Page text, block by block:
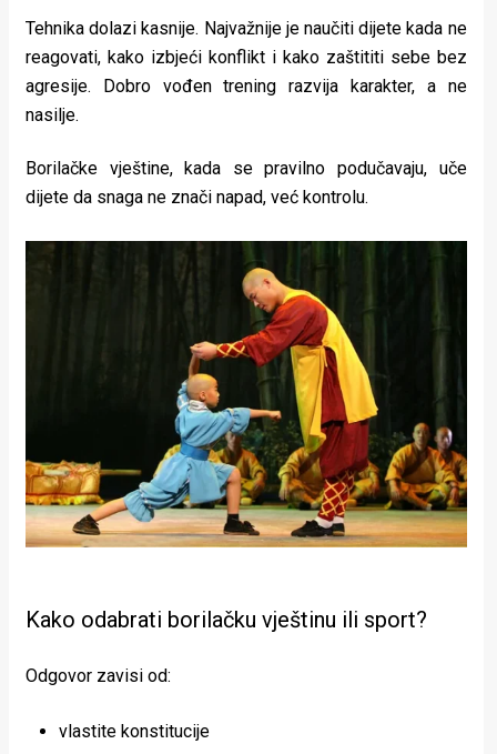
Tehnika dolazi kasnije. Najvažnije je naučiti dijete kada ne
reagovati, kako izbjeći konflikt i kako zaštititi sebe bez
agresije. Dobro vođen trening razvija karakter, a ne
nasilje.
Borilačke vještine, kada se pravilno podučavaju, uče
dijete da snaga ne znači napad, već kontrolu.
Kako odabrati borilačku vještinu ili sport?
Odgovor zavisi od:
vlastite konstitucije